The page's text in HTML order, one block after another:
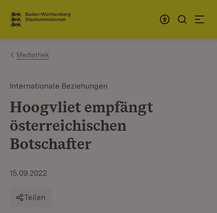
Zum Inhalt springen
Link zur Startseite
Mediathek
Internationale Beziehungen
Hoogvliet empfängt
österreichischen
Botschafter
15.09.2022
Teilen